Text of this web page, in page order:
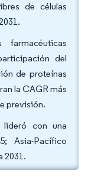
de células
del
de proteínas
la CAGR más
previsión.
lideró con una
Asia-Pacífico
2031.